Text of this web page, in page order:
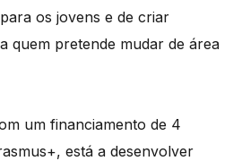
os jovens e de criar
quem pretende mudar de área
um financiamento de 4
está a desenvolver